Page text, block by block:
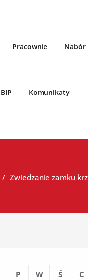
Pracownie Nabór
BIP Komunikaty
Zwiedzanie zamku
P W Ś C